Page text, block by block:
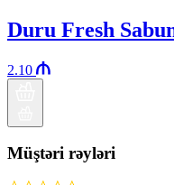
Duru Fresh
2.10
Müştəri rəyləri